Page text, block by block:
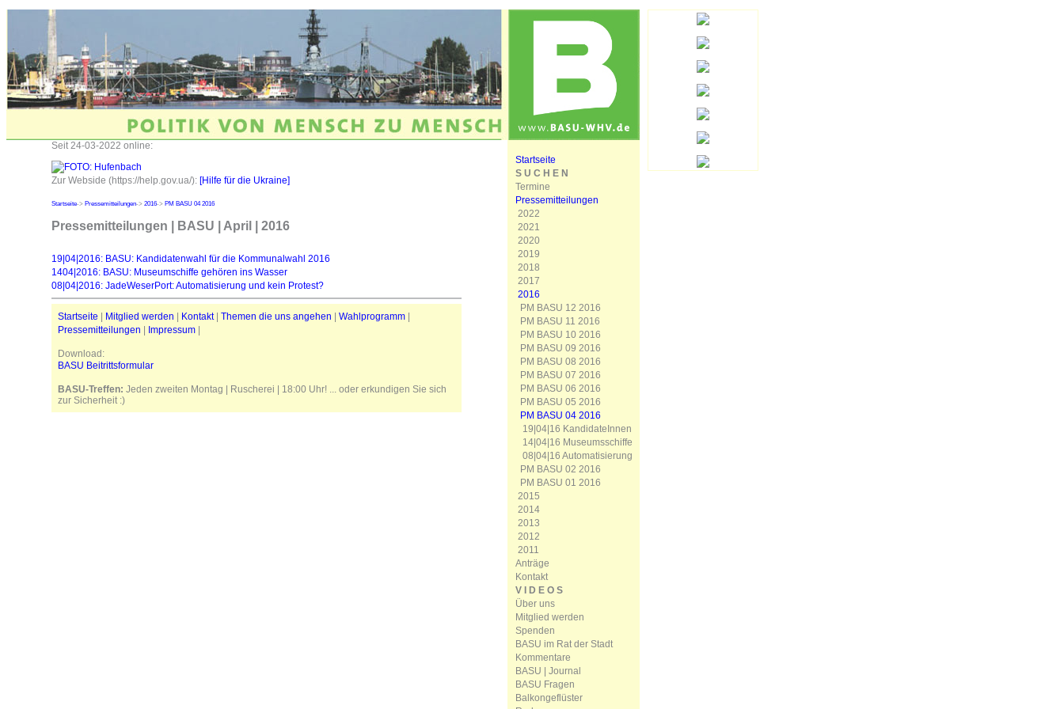
Seit 24-03-2022 online:
Zur Webside (https://help.gov.ua/): [Hilfe für die Ukraine]
Startseite-> Pressemitteilungen-> 2016-> PM BASU 04 2016
Pressemitteilungen | BASU | April | 2016
19|04|2016: BASU: Kandidatenwahl für die Kommunalwahl 2016
1404|2016: BASU: Museumschiffe gehören ins Wasser
08|04|2016: JadeWeserPort: Automatisierung und kein Protest?
Startseite Mitglied werden Kontakt| Themen die uns angehen Wahlprogramm
Pressemitteilungen
Impressum
Download:
BASU Beitrittsformular
BASU-Treffen: Jeden zweiten Montag | Ruscherei | 18:00 Uhr! ... oder erkundigen Sie sich
zur Sicherheit :)
Startseite
S U C H E N
Termine
Pressemitteilungen
2022
2021
2020
2019
2018
2017
2016
PM BASU 12 2016
PM BASU 11 2016
PM BASU 10 2016
PM BASU 09 2016
PM BASU 08 2016
PM BASU 07 2016
PM BASU 06 2016
PM BASU 05 2016
PM BASU 04 2016
19|04|16 KandidateInnen
14|04|16 Museumsschiffe
08|04|16 Automatisierung
PM BASU 02 2016
PM BASU 01 2016
2015
2014
2013
2012
2011
Anträge
Kontakt
V I D E O S
Über uns
Mitglied werden
Spenden
BASU im Rat der Stadt
Kommentare
BASU | Journal
BASU Fragen
Balkongeflüster